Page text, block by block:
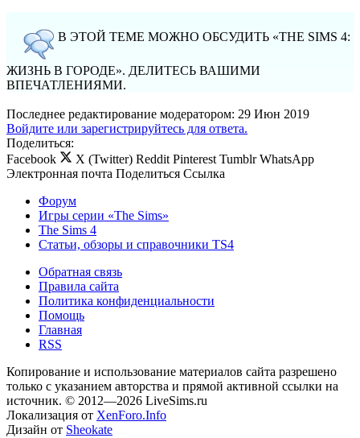
В ЭТОЙ ТЕМЕ МОЖНО ОБСУДИТЬ «THE SIMS 4:
ЖИЗНЬ В ГОРОДЕ». ДЕЛИТЕСЬ ВАШИМИ
ВПЕЧАТЛЕНИЯМИ.
Последнее редактирование модератором: 29 Июн 2019
Войдите или зарегистрируйтесь для ответа.
Поделиться:
Facebook
X (Twitter) Reddit Pinterest Tumblr WhatsApp
Электронная почта Поделиться Ссылка
Форум
Игры серии «The Sims»
The Sims 4
Статьи, обзоры и справочники TS4
Обратная связь
Правила сайта
Политика конфиденциальности
Помощь
Главная
RSS
Копирование и использование материалов сайта разрешено
только с указанием авторства и прямой активной ссылки на
источник. © 2012—2026 LiveSims.ru
Локализация от XenForo.Info
Дизайн от Sheokate